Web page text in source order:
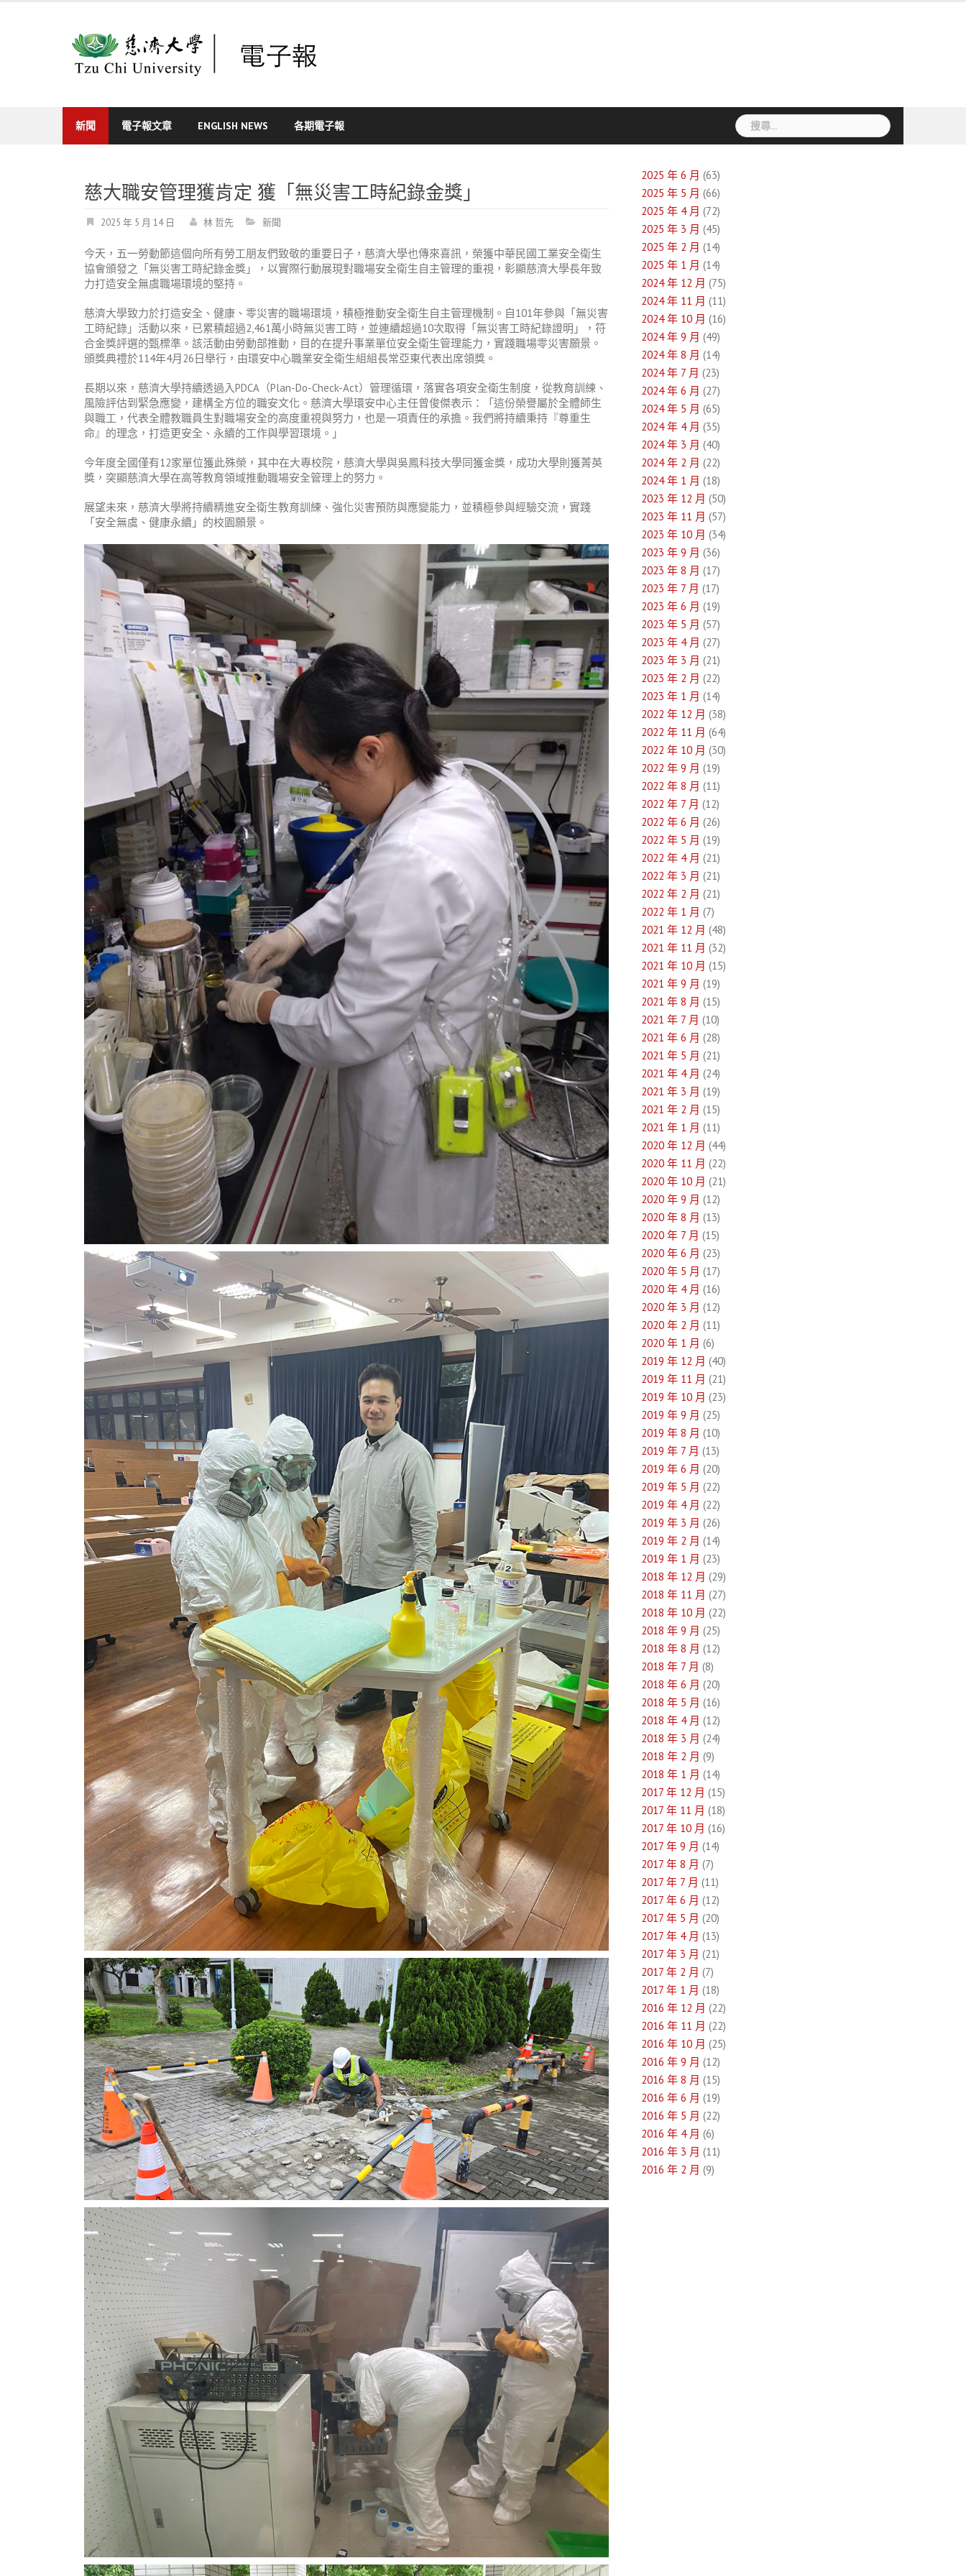
新聞 電子報文章 ENGLISH NEWS 各期電子報
搜
尋
慈大職安管理獲肯定 獲「無災害工時紀錄金獎」
2025 年 5 月 14 日 林 哲先 新聞
今天，五一勞動節這個向所有勞工朋友們致敬的重要日子，慈濟大學也傳來喜訊，榮獲中華民國工業安全衛生
協會頒發之「無災害工時紀錄金獎」，以實際行動展現對職場安全衛生自主管理的重視，彰顯慈濟大學長年致
力打造安全無虞職場環境的堅持。
慈濟大學致力於打造安全、健康、零災害的職場環境，積極推動安全衛生自主管理機制。自101年參與「無災害
工時紀錄」活動以來，已累積超過2,461萬小時無災害工時，並連續超過10次取得「無災害工時紀錄證明」，符
合金獎評選的甄標準。該活動由勞動部推動，目的在提升事業單位安全衛生管理能力，實踐職場零災害願景。
頒獎典禮於114年4月26日舉行，由環安中心職業安全衛生組組長常亞東代表出席領獎。
長期以來，慈濟大學持續透過入PDCA （Plan-Do-Check-Act）管理循環，落實各項安全衛生制度，從教育訓練、
風險評估到緊急應變，建構全方位的職安文化。慈濟大學環安中心主任曾俊傑表示：「這份榮譽屬於全體師生
與職工，代表全體教職員生對職場安全的高度重視與努力，也是一項責任的承擔。我們將持續秉持『尊重生
命』的理念，打造更安全、永續的工作與學習環境。」
今年度全國僅有12家單位獲此殊榮，其中在大專校院，慈濟大學與吳鳳科技大學同獲金獎，成功大學則獲菁英
獎，突顯慈濟大學在高等教育領域推動職場安全管理上的努力。
展望未來，慈濟大學將持續精進安全衛生教育訓練、強化災害預防與應變能力，並積極參與經驗交流，實踐
「安全無虞、健康永續」的校園願景。
2025 年 6 月 (63)
2025 年 5 月 (66)
2025 年 4 月 (72)
2025 年 3 月 (45)
2025 年 2 月 (14)
2025 年 1 月 (14)
2024 年 12 月 (75)
2024 年 11 月 (11)
2024 年 10 月 (16)
2024 年 9 月 (49)
2024 年 8 月 (14)
2024 年 7 月 (23)
2024 年 6 月 (27)
2024 年 5 月 (65)
2024 年 4 月 (35)
2024 年 3 月 (40)
2024 年 2 月 (22)
2024 年 1 月 (18)
2023 年 12 月 (50)
2023 年 11 月 (57)
2023 年 10 月 (34)
2023 年 9 月 (36)
2023 年 8 月 (17)
2023 年 7 月 (17)
2023 年 6 月 (19)
2023 年 5 月 (57)
2023 年 4 月 (27)
2023 年 3 月 (21)
2023 年 2 月 (22)
2023 年 1 月 (14)
2022 年 12 月 (38)
2022 年 11 月 (64)
2022 年 10 月 (30)
2022 年 9 月 (19)
2022 年 8 月 (11)
2022 年 7 月 (12)
2022 年 6 月 (26)
2022 年 5 月 (19)
2022 年 4 月 (21)
2022 年 3 月 (21)
2022 年 2 月 (21)
2022 年 1 月 (7)
2021 年 12 月 (48)
2021 年 11 月 (32)
2021 年 10 月 (15)
2021 年 9 月 (19)
2021 年 8 月 (15)
2021 年 7 月 (10)
2021 年 6 月 (28)
2021 年 5 月 (21)
2021 年 4 月 (24)
2021 年 3 月 (19)
2021 年 2 月 (15)
2021 年 1 月 (11)
2020 年 12 月 (44)
2020 年 11 月 (22)
2020 年 10 月 (21)
2020 年 9 月 (12)
2020 年 8 月 (13)
2020 年 7 月 (15)
2020 年 6 月 (23)
2020 年 5 月 (17)
2020 年 4 月 (16)
2020 年 3 月 (12)
2020 年 2 月 (11)
2020 年 1 月 (6)
2019 年 12 月 (40)
2019 年 11 月 (21)
2019 年 10 月 (23)
2019 年 9 月 (25)
2019 年 8 月 (10)
2019 年 7 月 (13)
2019 年 6 月 (20)
2019 年 5 月 (22)
2019 年 4 月 (22)
2019 年 3 月 (26)
2019 年 2 月 (14)
2019 年 1 月 (23)
2018 年 12 月 (29)
2018 年 11 月 (27)
2018 年 10 月 (22)
2018 年 9 月 (25)
2018 年 8 月 (12)
2018 年 7 月 (8)
2018 年 6 月 (20)
2018 年 5 月 (16)
2018 年 4 月 (12)
2018 年 3 月 (24)
2018 年 2 月 (9)
2018 年 1 月 (14)
2017 年 12 月 (15)
2017 年 11 月 (18)
2017 年 10 月 (16)
2017 年 9 月 (14)
2017 年 8 月 (7)
2017 年 7 月 (11)
2017 年 6 月 (12)
2017 年 5 月 (20)
2017 年 4 月 (13)
2017 年 3 月 (21)
2017 年 2 月 (7)
2017 年 1 月 (18)
2016 年 12 月 (22)
2016 年 11 月 (22)
2016 年 10 月 (25)
2016 年 9 月 (12)
2016 年 8 月 (15)
2016 年 6 月 (19)
2016 年 5 月 (22)
2016 年 4 月 (6)
2016 年 3 月 (11)
2016 年 2 月 (9)